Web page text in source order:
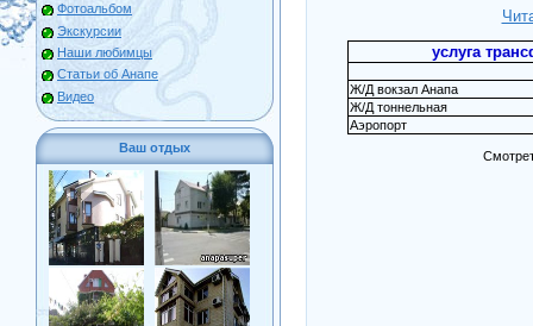
Фотоальбом
Экскурсии
Наши любимцы
Статьи об Анапе
Видео
Ваш отдых
услуга
Ж/Д вокзал Анапа
Ж/Д тоннельная
Аэропорт